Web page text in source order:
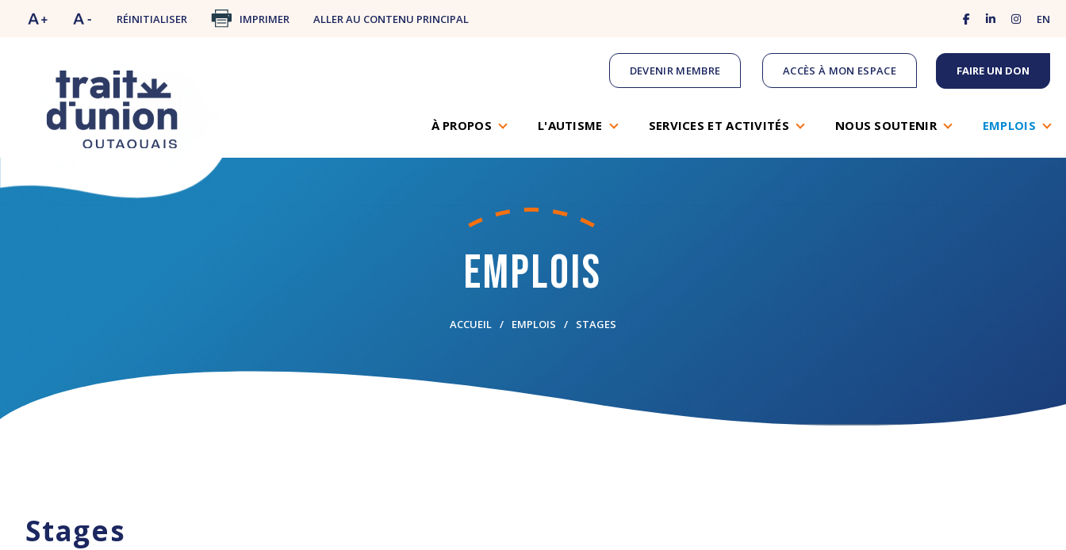
RÉINITIALISER IMPRIMER ALLER AU CONTENU PRINCIPAL facebooklinkedininstagram
EN
DEVENIR MEMBRE ACCÈS À MON ESPACE FAIRE UN DON
À PROPOS L'AUTISME SERVICES ET ACTIVITÉS NOUS SOUTENIR EMPLOIS
Emplois
ACCUEIL EMPLOIS STAGES
Stages